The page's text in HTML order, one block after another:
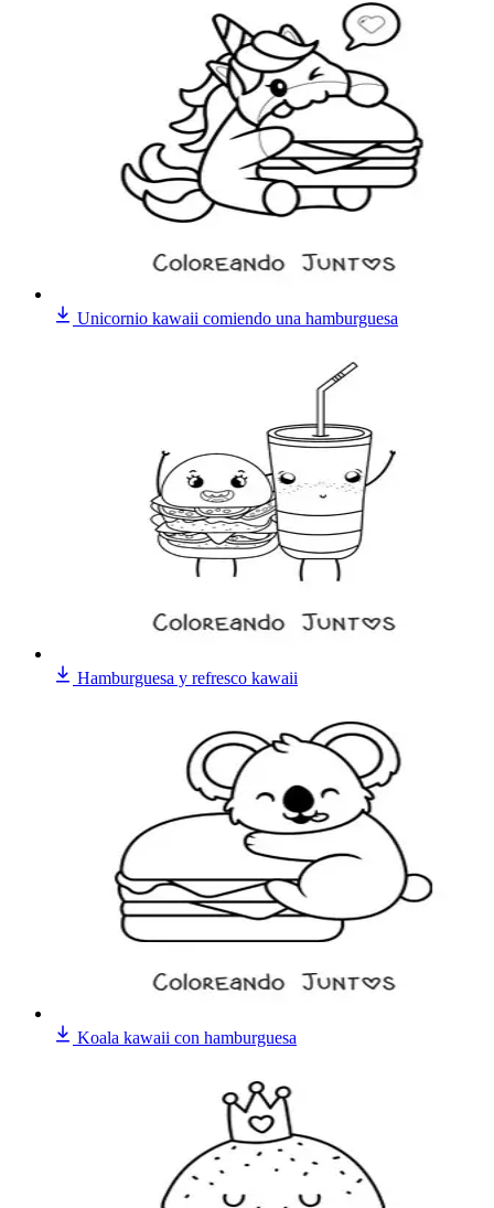
Unicornio kawaii comiendo una hamburguesa
Hamburguesa y refresco kawaii
Koala kawaii con hamburguesa